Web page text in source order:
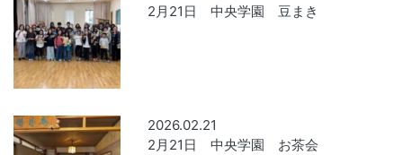
2月21日 中央学園 豆まき
2026.02.21
2月21日 中央学園 お茶会